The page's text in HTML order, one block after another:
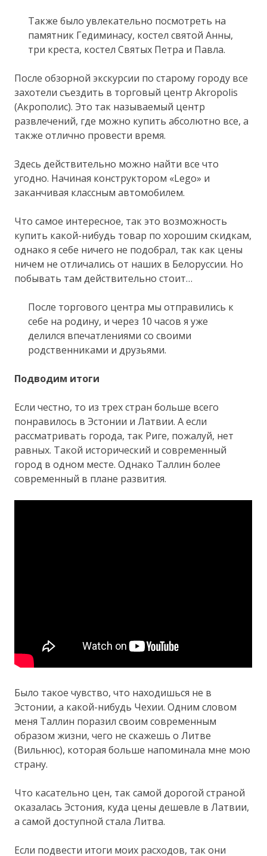
Также было увлекательно посмотреть на
памятник Гедиминасу, костел святой Анны,
три креста, костел Святых Петра и Павла.
После обзорной экскурсии по старому городу все
захотели съездить в торговый центр Akropolis
(Акрополис). Это так называемый центр
развлечений, где можно купить абсолютно все, а
также отлично провести время.
Здесь действительно можно найти все что
угодно. Начиная конструктором «Lego» и
заканчивая классным автомобилем.
Что самое интересное, так это возможность
купить какой-нибудь товар по хорошим скидкам,
однако я себе ничего не подобрал, так как цены
ничем не отличались от наших в Белоруссии. Но
побывать там действительно стоит…
После торгового центра мы отправились к
себе на родину, и через 10 часов я уже
делился впечатлениями со своими
родственниками и друзьями.
Подводим итоги
Если честно, то из трех стран больше всего
понравилось в Эстонии и Латвии. А если
рассматривать города, так Риге, пожалуй, нет
равных. Такой исторический и современный
город в одном месте. Однако Таллин более
современный в плане развития.
Было такое чувство, что находишься не в
Эстонии, а какой-нибудь Чехии. Одним словом
меня Таллин поразил своим современным
образом жизни, чего не скажешь о Литве
(Вильнюс), которая больше напоминала мне мою
страну.
Что касательно цен, так самой дорогой страной
оказалась Эстония, куда цены дешевле в Латвии,
а самой доступной стала Литва.
Если подвести итоги моих расходов, так они